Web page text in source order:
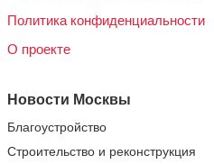
Политика конфиденциальности
О проекте
Новости Москвы
Благоустройство
Строительство и реконструкция